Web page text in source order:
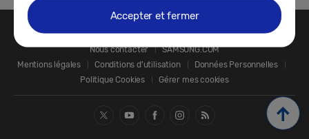
Nous contacter
SAMSUNG.COM
Mentions légales
Conditions d’utilisation
Données Personnelles
Politique Cookies
Gérer mes cookies
Accepter et fermer